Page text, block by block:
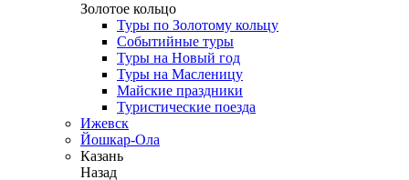
Золотое кольцо
Туры по Золотому кольцу
Событийные туры
Туры на Новый год
Туры на Масленицу
Майские праздники
Туристические поезда
Ижевск
Йошкар-Ола
Казань
Назад